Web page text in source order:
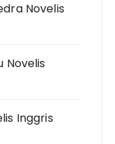
Novelis
Novelis
Inggris